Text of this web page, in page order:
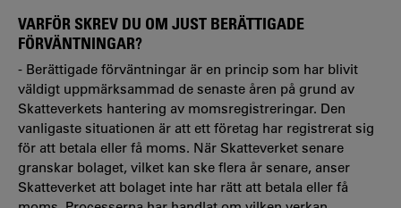
VARFÖR SKREV DU OM JUST BERÄTTIGADE
FÖRVÄNTNINGAR?
- Berättigade förväntningar är en princip som har blivit
väldigt uppmärksammad de senaste åren på grund av
Skatteverkets hantering av momsregistreringar. Den
vanligaste situationen är att ett företag har registrerat sig
för att betala eller få moms. När Skatteverket senare
granskar bolaget, vilket kan ske flera år senare, anser
Skatteverket att bolaget inte har rätt att betala eller få